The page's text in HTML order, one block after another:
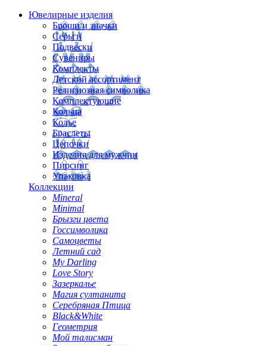
Ювелирные изделия
Броши и значки
Серьги
Подвески
Сувениры
Комплекты
Детский ассортимент
Религиозная символика
Комплектующие
Кольца
Колье
Браслеты
Цепочки
Изделия для мужчин
Пирсинг
Упаковка
Коллекции
Mineral
Minimal
Брызги цвета
Госсимволика
Самоцветы
Летний сад
My Darling
Love Story
Зазеркалье
Магия султанита
Серебряная Птица
Black&White
Геометрия
Мой талисман